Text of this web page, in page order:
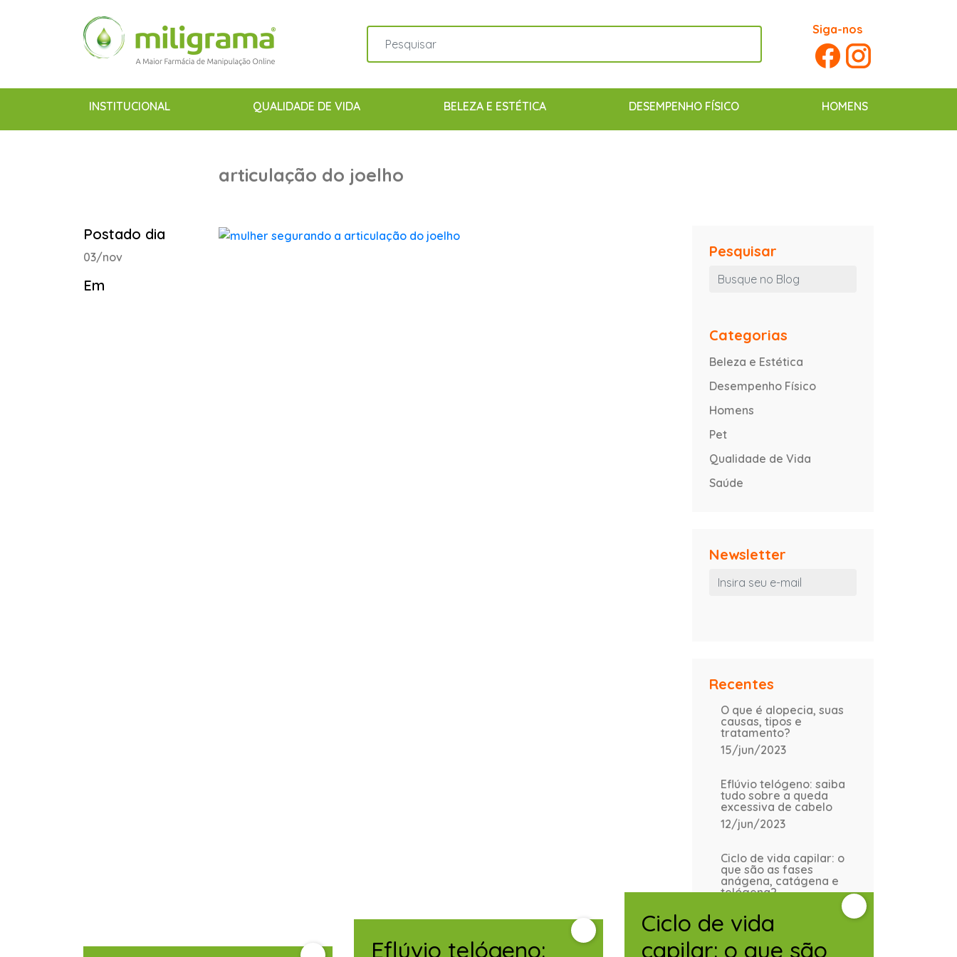
Siga-nos
INSTITUCIONAL QUALIDADE DE VIDA BELEZA E ESTÉTICA DESEMPENHO FÍSICO HOMENS
articulação do joelho
Postado dia
03/nov
Em
Pesquisar
Categorias
Beleza e Estética
Desempenho Físico
Homens
Pet
Qualidade de Vida
Saúde
Newsletter
Recentes
O que é alopecia, suas
causas, tipos e
tratamento?
15/jun/2023
Eflúvio telógeno: saiba
tudo sobre a queda
excessiva de cabelo
12/jun/2023
Ciclo de vida capilar: o
que são as fases
anágena, catágena e
telógena?
Eflúvio telógeno:
Ciclo de vida
capilar: o que são